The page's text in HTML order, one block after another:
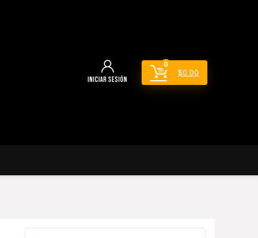
Iniciar sesión
0
$0.00